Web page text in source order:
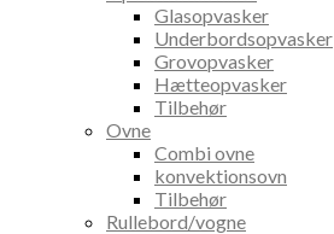
Glasopvasker
Underbordsopvasker
Grovopvasker
Hætteopvasker
Tilbehør
Ovne
Combi ovne
konvektionsovn
Tilbehør
Rullebord/vogne